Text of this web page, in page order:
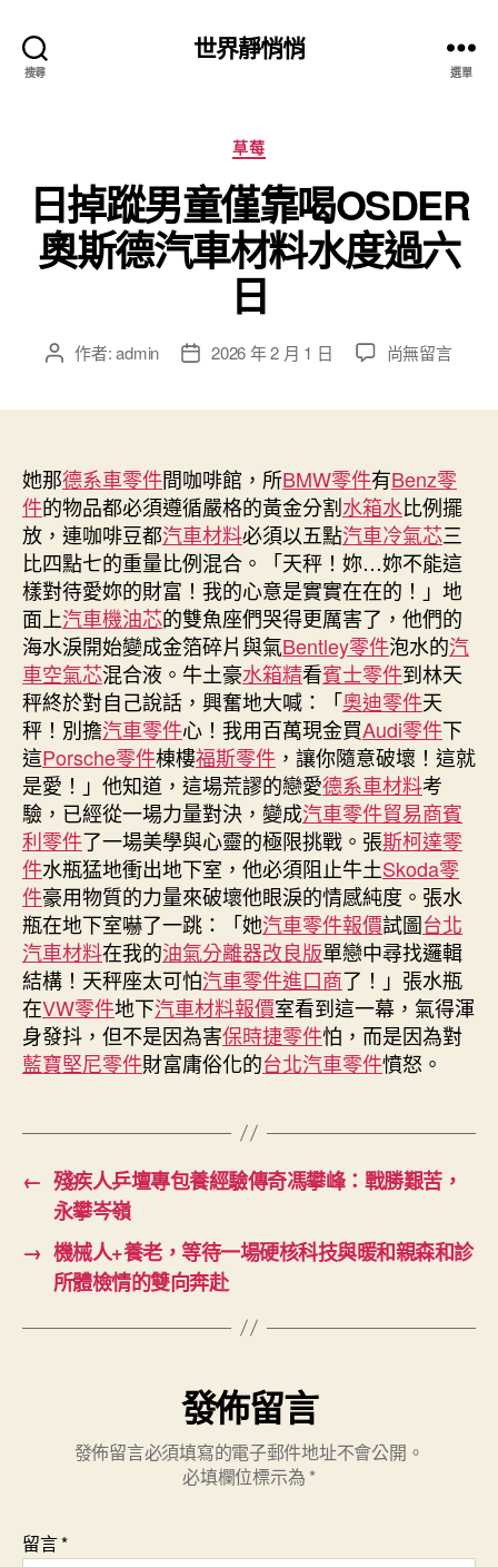
搜尋
世界靜悄悄
選單
分
類
草莓
日掉蹤男童僅靠喝OSDER
奧斯德汽車材料水度過六
日
文 作者:admin
文
期
2026 年 2 月 1 日
在
童
僅
靠
喝
OSDER
奧
斯
德
汽
車
材
料
水
度
過
六
日〉
中
尚無留言
她那德系車零件間咖啡館，所BMW零件有Benz零
件的物品都必須遵循嚴格的黃金分割水箱水比例擺
放，連咖啡豆都汽車材料必須以五點汽車冷氣芯三
比四點七的重量比例混合。「天秤！妳…妳不能這
樣對待愛妳的財富！我的心意是實實在在的！」地
面上汽車機油芯的雙魚座們哭得更厲害了，他們的
海水淚開始變成金箔碎片與氣Bentley零件泡水的汽
車空氣芯混合液。牛土豪水箱精看賓士零件到林天
秤終於對自己說話，興奮地大喊：「奧迪零件天
秤！別擔汽車零件心！我用百萬現金買Audi零件下
這Porsche零件棟樓福斯零件 ，讓你隨意破壞！這就
是愛！」他知道，這場荒謬的戀愛德系車材料考
驗，已經從一場力量對決，變成汽車零件貿易商賓
利零件了一場美學與心靈的極限挑戰。張斯柯達零
件水瓶猛地衝出地下室，他必須阻止牛土Skoda零
件豪用物質的力量來破壞他眼淚的情感純度。張水
瓶在地下室嚇了一跳：「她汽車零件報價試圖台北
汽車材料在我的油氣分離器改良版單戀中尋找邏輯
結構！天秤座太可怕汽車零件進口商了！」張水瓶
在VW零件地下汽車材料報價室看到這一幕，氣得渾
身發抖，但不是因為害保時捷零件怕，而是因為對
藍寶堅尼零件財富庸俗化的台北汽車零件憤怒。
← 殘疾人乒壇專包養經驗傳奇馮攀峰：戰勝艱苦，
永攀岑嶺
→ 機械人+養老，等待一場硬核科技與暖和親森和診
所體檢情的雙向奔赴
發佈留言
發佈留言必須填寫的電子郵件地址不會公開。
必填欄位標示為 *
留言*